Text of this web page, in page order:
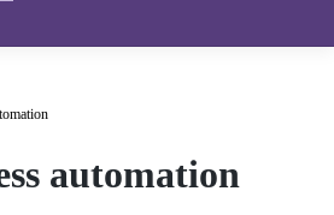
automation